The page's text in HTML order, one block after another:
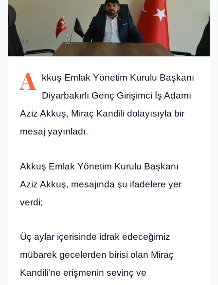
A
kkuş Emlak Yönetim Kurulu Başkanı
Diyarbakırlı Genç Girişimci İş Adamı
Aziz Akkuş, Miraç Kandili dolayısıyla bir
mesaj yayınladı.
Akkuş Emlak Yönetim Kurulu Başkanı
Aziz Akkuş, mesajında şu ifadelere yer
verdi;
Üç aylar içerisinde idrak edeceğimiz
mübarek gecelerden birisi olan Miraç
Kandili’ne erişmenin sevinç ve